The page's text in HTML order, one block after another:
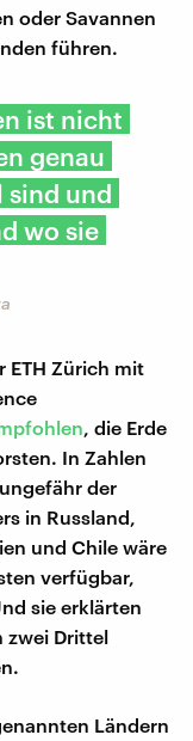
oder Savannen
führen.
ist nicht
genau
sind und
wo sie
ETH Zürich mit
, die Erde
In Zahlen
der
in Russland,
und Chile wäre
verfügbar,
sie erklärten
zwei Drittel
Ländern